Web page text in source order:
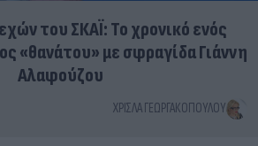
του ΣΚΑΪ: Το χρονικό ενός
«θανάτου» με σφραγίδα Γιάννη
Αλαφούζου
ΧΡΊΣΛΑ ΓΕΩΡΓΑΚΟΠΟΎΛΟΥ